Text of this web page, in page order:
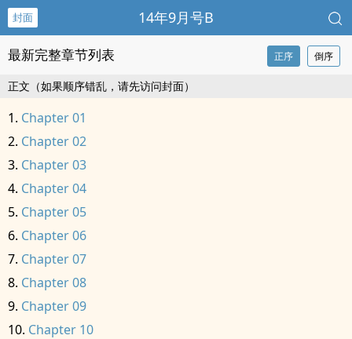
封面 14年9月号B
最新完整章节列表 正序 倒序
正文（如果顺序错乱，请先访问封面）
Chapter 01
Chapter 02
Chapter 03
Chapter 04
Chapter 05
Chapter 06
Chapter 07
Chapter 08
Chapter 09
Chapter 10